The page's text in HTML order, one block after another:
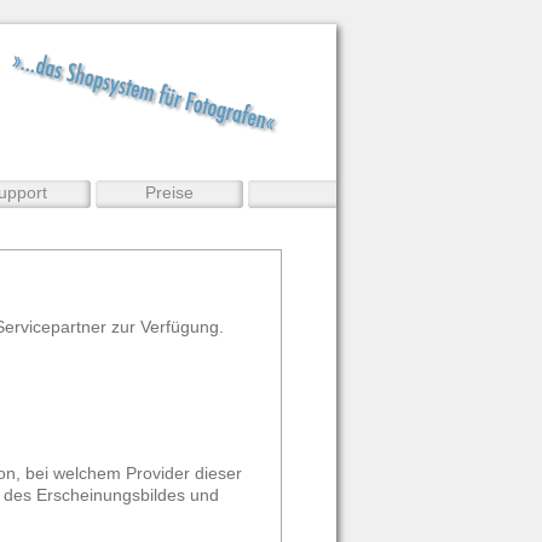
Preise
zur Verfügung.
bei welchem Provider dieser
Erscheinungsbildes und